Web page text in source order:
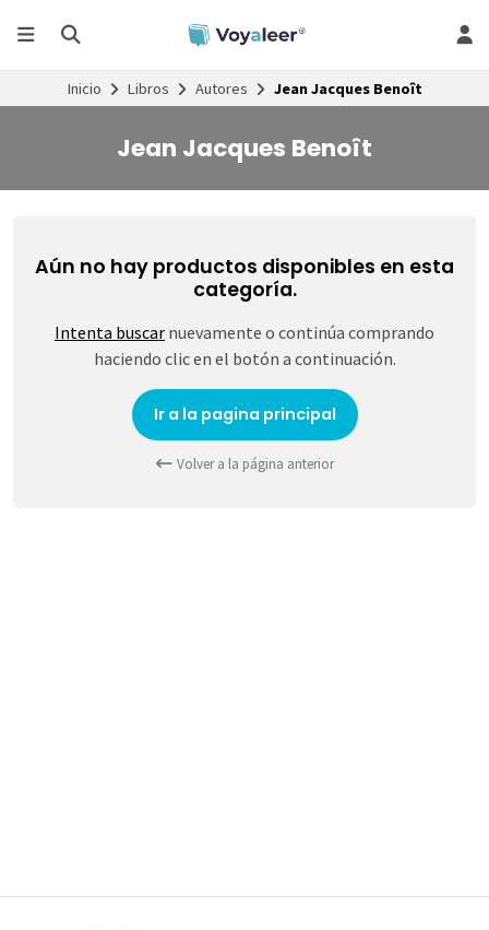
Inicio Libros Autores Jean Jacques Benoît
Jean Jacques Benoît
Aún no hay productos disponibles en esta
categoría.
Intenta buscar nuevamente o continúa comprando
haciendo clic en el botón a continuación.
Ir a la pagina principal
Volver a la página anterior